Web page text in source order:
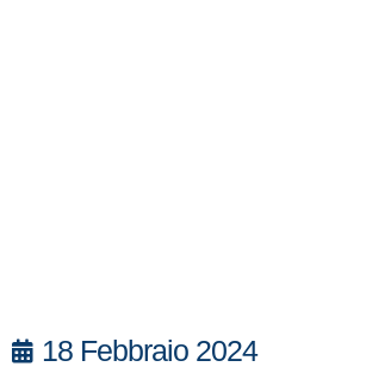
18 Febbraio 2024